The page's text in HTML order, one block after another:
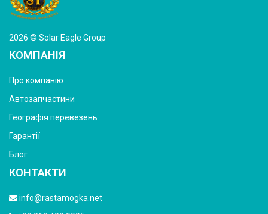
2026 © Solar Eagle Group
КОМПАНІЯ
Про компанію
Автозапчастини
Географія перевезень
Гарантії
Блог
КОНТАКТИ
info@rastamogka.net